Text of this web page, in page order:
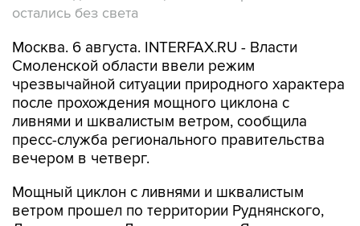
Москва. 6 августа. INTERFAX.RU - Власти
чрезвычайной ситуации природного характера
после прохождения мощного циклона с
ливнями и шквалистым ветром, сообщила
пресс-служба регионального правительства
вечером в четверг.
Мощный циклон с ливнями и шквалистым
Демидовского, Духовщинского, Ярцевского,
Дорогобужского, Глинковского,